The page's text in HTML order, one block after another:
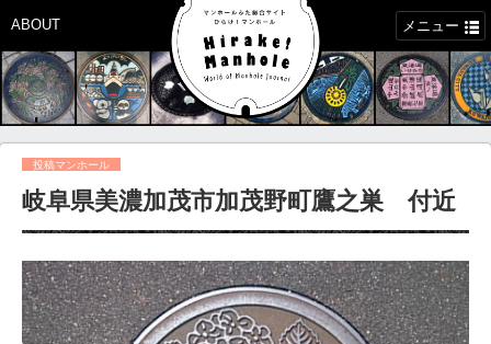
ABOUT メニュー
投稿マンホール
岐阜県美濃加茂市加茂野町鷹之巣 付近